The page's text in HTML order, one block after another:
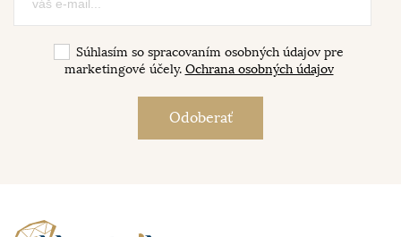
Súhlasím so spracovaním osobných údajov pre
marketingové účely. Ochrana osobných údajov